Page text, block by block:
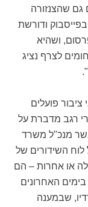
גם שהצנזורה
ודורשת
ושהיא
לצרף נציג
ציבור פועלים
רגב מדברת על
מנכ"ל משרד
השידורים של
או אחרות – הם
האחרונים
שבמענה